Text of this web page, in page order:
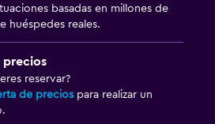
basadas en millones de
huéspedes reales.
precios
reservar?
de precios para realizar un